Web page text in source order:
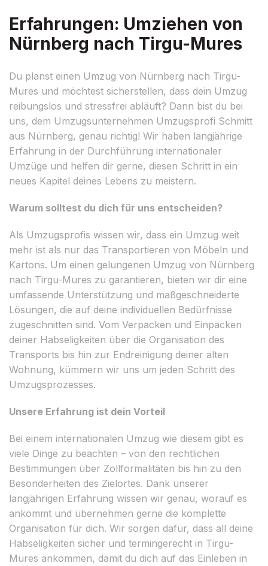
Erfahrungen: Umziehen von
Nürnberg nach Tirgu-Mures
Du planst einen Umzug von Nürnberg nach Tirgu-
Mures und möchtest sicherstellen, dass dein Umzug
reibungslos und stressfrei abläuft? Dann bist du bei
uns, dem Umzugsunternehmen Umzugsprofi Schmitt
aus Nürnberg, genau richtig! Wir haben langjährige
Erfahrung in der Durchführung internationaler
Umzüge und helfen dir gerne, diesen Schritt in ein
neues Kapitel deines Lebens zu meistern.
Warum solltest du dich für uns entscheiden?
Als Umzugsprofis wissen wir, dass ein Umzug weit
mehr ist als nur das Transportieren von Möbeln und
Kartons. Um einen gelungenen Umzug von Nürnberg
nach Tirgu-Mures zu garantieren, bieten wir dir eine
umfassende Unterstützung und maßgeschneiderte
Lösungen, die auf deine individuellen Bedürfnisse
zugeschnitten sind. Vom Verpacken und Einpacken
deiner Habseligkeiten über die Organisation des
Transports bis hin zur Endreinigung deiner alten
Wohnung, kümmern wir uns um jeden Schritt des
Umzugsprozesses.
Unsere Erfahrung ist dein Vorteil
Bei einem internationalen Umzug wie diesem gibt es
viele Dinge zu beachten – von den rechtlichen
Bestimmungen über Zollformalitäten bis hin zu den
Besonderheiten des Zielortes. Dank unserer
langjährigen Erfahrung wissen wir genau, worauf es
ankommt und übernehmen gerne die komplette
Organisation für dich. Wir sorgen dafür, dass all deine
Habseligkeiten sicher und termingerecht in Tirgu-
Mures ankommen, damit du dich auf das Einleben in